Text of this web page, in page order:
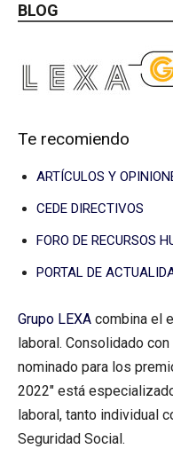
BLOG
Te recomiendo
ARTÍCULOS Y
CEDE DIRECTIVOS
FORO DE RECURSOS
PORTAL DE
Grupo LEXA combina el
laboral. Consolidado
nominado para los
2022" está
laboral, tanto individual
Seguridad Social.